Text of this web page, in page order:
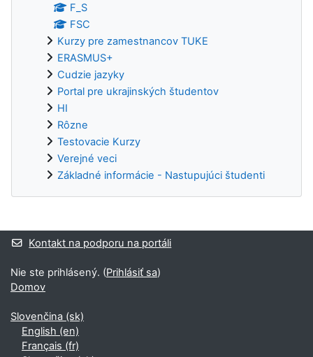
F_S
FSC
Kurzy pre zamestnancov TUKE
ERASMUS+
Cudzie jazyky
Portal pre ukrajinských študentov
HI
Rôzne
Testovacie Kurzy
Verejné veci
Základné informácie - Nastupujúci študenti
Dodatočné bloky
Kontakt na podporu na portáli
Nie ste prihlásený. (Prihlásiť sa)
Domov
Slovenčina ‎(sk)‎
English ‎(en)‎
Français ‎(fr)‎